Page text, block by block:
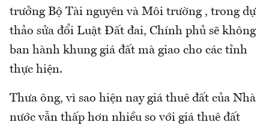
trưởng Bộ Tài nguyên và Môi trường , trong dự
thảo sửa đổi Luật Đất đai, Chính phủ sẽ không
ban hành khung giá đất mà giao cho các tỉnh
thực hiện.
Thưa ông, vì sao hiện nay giá thuê đất của Nhà
nước vẫn thấp hơn nhiều so với giá thuê đất